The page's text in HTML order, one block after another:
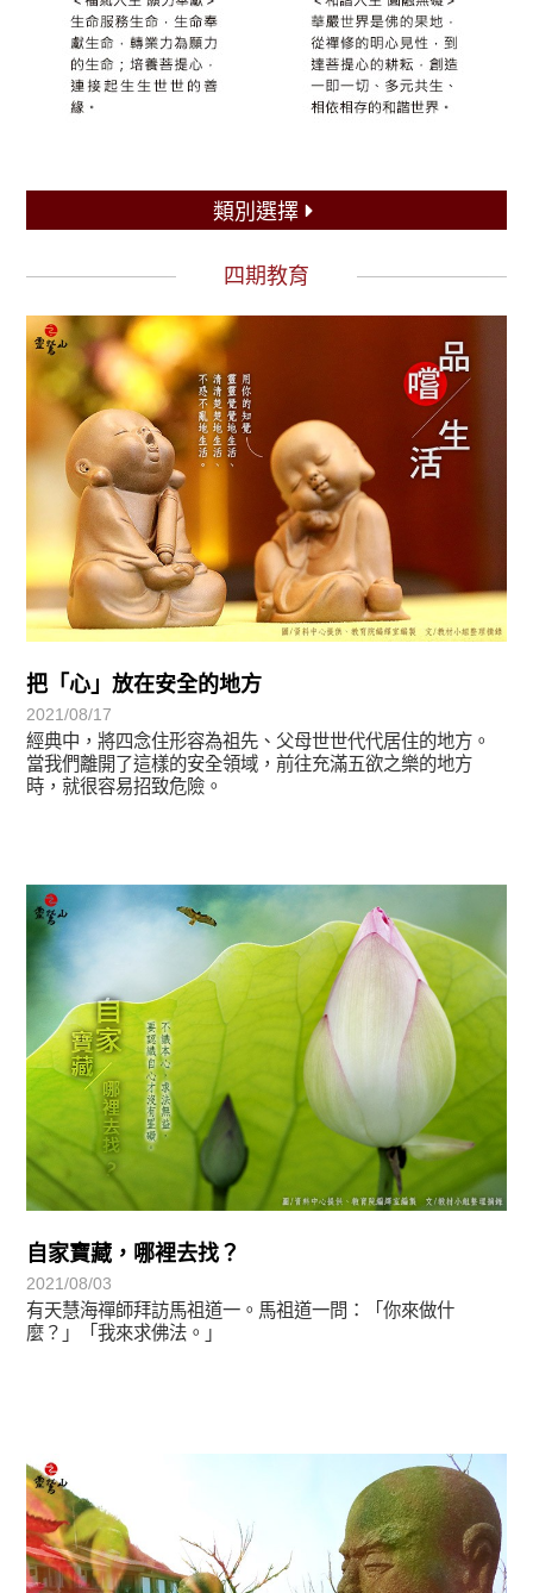
四期教育
把「心」放在安全的地方
2021/08/17
經典中，將四念住形容為祖先、父母世世代代居住的地方。
當我們離開了這樣的安全領域，前往充滿五欲之樂的地方
時，就很容易招致危險。
自家寶藏，哪裡去找？
2021/08/03
有天慧海禪師拜訪馬祖道一。馬祖道一問：「你來做什
麼？」「我來求佛法。」
覺有情-法華期
類別選擇